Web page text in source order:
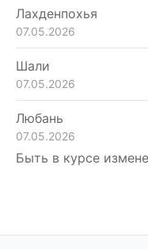
Лахденпохья
07.05.2026
Шали
07.05.2026
Любань
07.05.2026
Быть в курсе